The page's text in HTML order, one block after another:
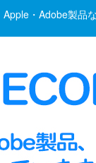
・Adobe製品